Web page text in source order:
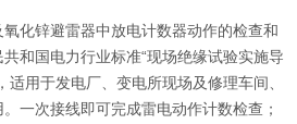
化锌避雷器中放电计数器动作的检查和
和国电力行业标准“现场绝缘试验实施导
适用于发电厂、变电所现场及修理车间、
一次接线即可完成雷电动作计数检查；